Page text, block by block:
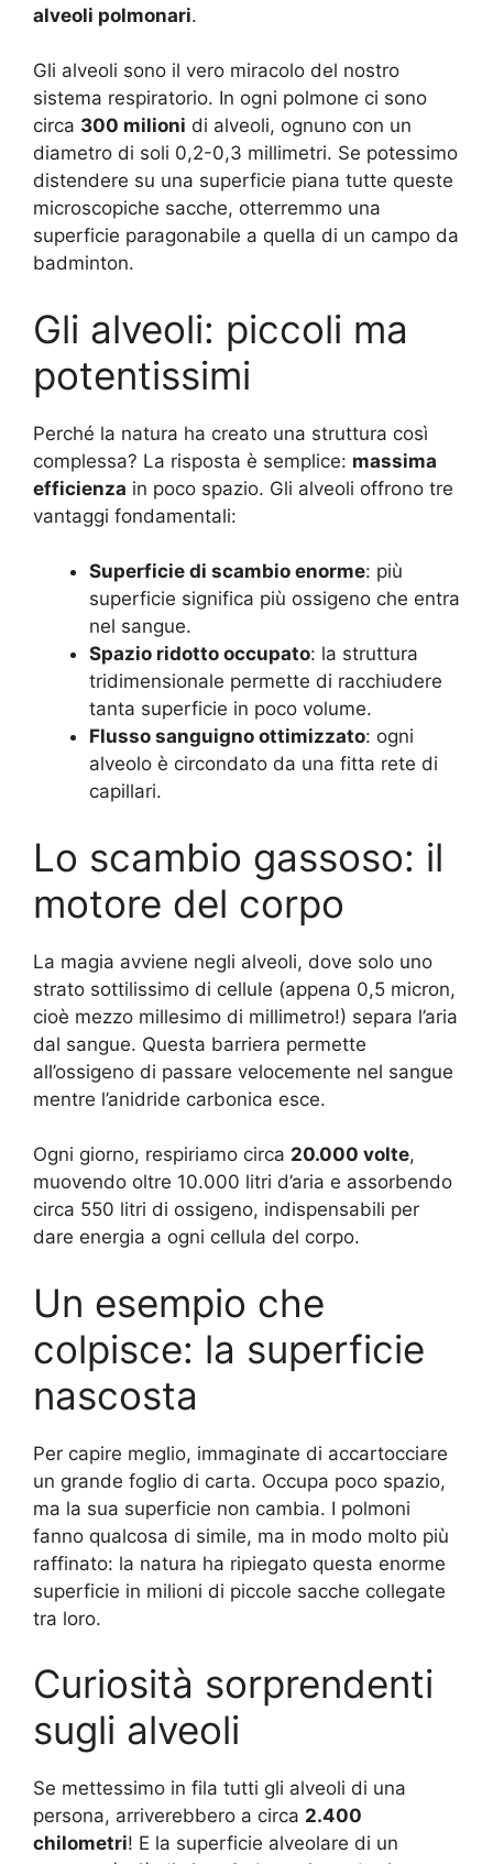
alveoli polmonari.
Gli alveoli sono il vero miracolo del nostro
sistema respiratorio. In ogni polmone ci sono
circa 300 milioni di alveoli, ognuno con un
diametro di soli 0,2-0,3 millimetri. Se potessimo
distendere su una superficie piana tutte queste
microscopiche sacche, otterremmo una
superficie paragonabile a quella di un campo da
badminton.
Gli alveoli: piccoli ma
potentissimi
Perché la natura ha creato una struttura così
complessa? La risposta è semplice: massima
efficienza in poco spazio. Gli alveoli offrono tre
vantaggi fondamentali:
Superficie di scambio enorme: più
superficie significa più ossigeno che entra
nel sangue.
Spazio ridotto occupato: la struttura
tridimensionale permette di racchiudere
tanta superficie in poco volume.
Flusso sanguigno ottimizzato: ogni
alveolo è circondato da una fitta rete di
capillari.
Lo scambio gassoso: il
motore del corpo
La magia avviene negli alveoli, dove solo uno
strato sottilissimo di cellule (appena 0,5 micron,
cioè mezzo millesimo di millimetro!) separa l’aria
dal sangue. Questa barriera permette
all’ossigeno di passare velocemente nel sangue
mentre l’anidride carbonica esce.
Ogni giorno, respiriamo circa 20.000 volte,
muovendo oltre 10.000 litri d’aria e assorbendo
circa 550 litri di ossigeno, indispensabili per
dare energia a ogni cellula del corpo.
Un esempio che
colpisce: la superficie
nascosta
Per capire meglio, immaginate di accartocciare
un grande foglio di carta. Occupa poco spazio,
ma la sua superficie non cambia. I polmoni
fanno qualcosa di simile, ma in modo molto più
raffinato: la natura ha ripiegato questa enorme
superficie in milioni di piccole sacche collegate
tra loro.
Curiosità sorprendenti
sugli alveoli
Se mettessimo in fila tutti gli alveoli di una
persona, arriverebbero a circa 2.400
chilometri! E la superficie alveolare di un